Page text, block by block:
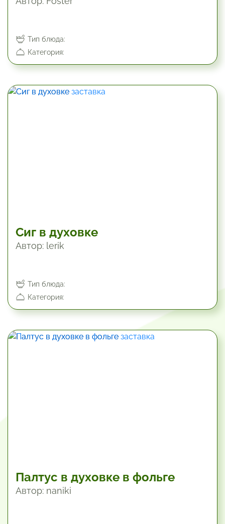
Тип блюда:
Категория:
Сиг в духовке
Автор: lerik
Тип блюда:
Категория:
Палтус в духовке в фольге
Автор: naniki